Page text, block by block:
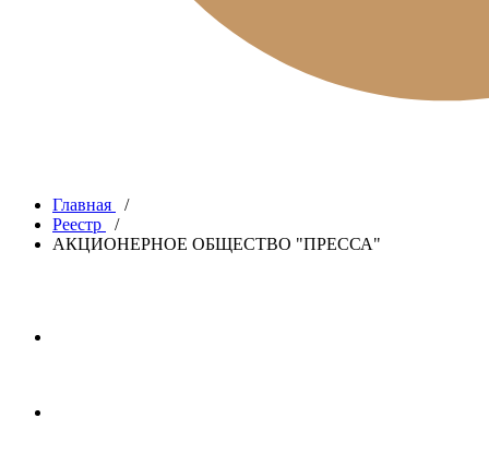
Главная
/
Реестр
/
АКЦИОНЕРНОЕ ОБЩЕСТВО "ПРЕССА"